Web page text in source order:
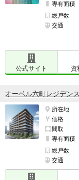
専有面積
総戸数
交通
公式サイト 資
オーベル六町レジデンス
所在地
価格
間取
専有面積
総戸数
交通